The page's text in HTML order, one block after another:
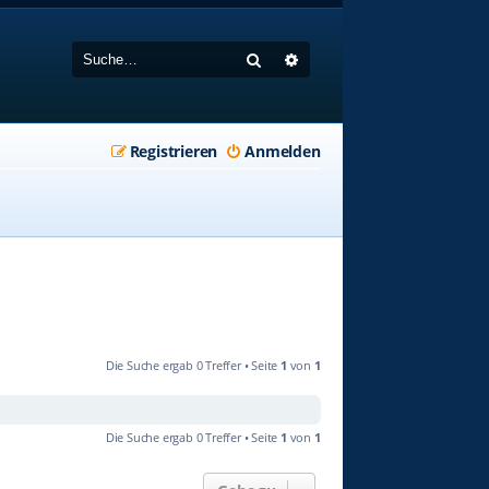
Suche
Anmelden
Registrieren
Die Suche ergab 0 Treffer • Seite 1 von 1
Die Suche ergab 0 Treffer • Seite 1 von 1